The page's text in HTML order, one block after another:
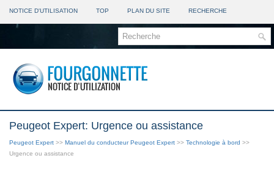
NOTICE D'UTILISATION TOP PLAN DU SITE RECHERCHE
Peugeot Expert: Urgence ou assistance
Peugeot Expert >> Manuel du conducteur Peugeot Expert >> Technologie à bord >>
Urgence ou assistance